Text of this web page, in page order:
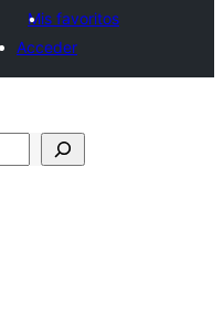
Mis favoritos
Acceder